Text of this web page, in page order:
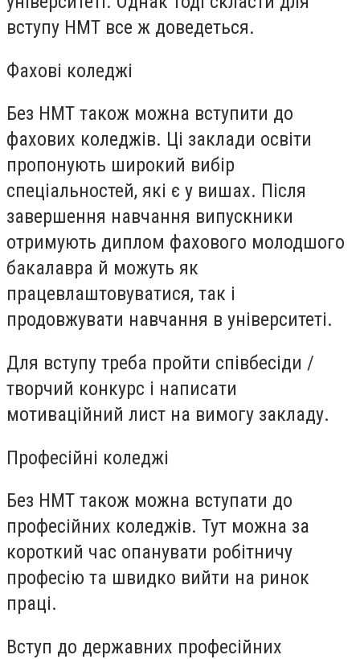
вступу НМТ все ж доведеться.
Фахові коледжі
Без НМТ також можна вступити до
фахових коледжів. Ці заклади освіти
пропонують широкий вибір
спеціальностей, які є у вишах. Після
завершення навчання випускники
отримують диплом фахового молодшого
бакалавра й можуть як
працевлаштовуватися, так і
продовжувати навчання в університеті.
Для вступу треба пройти співбесіди /
творчий конкурс і написати
мотиваційний лист на вимогу закладу.
Професійні коледжі
Без НМТ також можна вступати до
професійних коледжів. Тут можна за
короткий час опанувати робітничу
професію та швидко вийти на ринок
праці.
Вступ до державних професійних